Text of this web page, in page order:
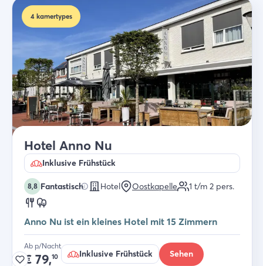
4 kamertypes
Hotel Anno Nu
Inklusive Frühstück
8,8 Fantastisch Hotel Oostkapelle 1 t/m 2 pers.
Anno Nu ist ein kleines Hotel mit 15 Zimmern
Ab p/Nacht
€ 79,10 Inklusive Frühstück Sehen